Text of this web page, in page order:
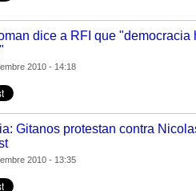
dice a RFI que
2010 - 14:18
Gitanos protestan contra
2010 - 13:35